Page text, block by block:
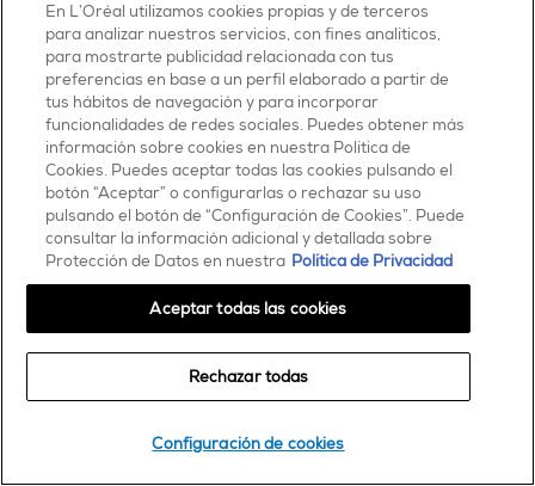
En L’Oréal utilizamos cookies propias y de terceros
para analizar nuestros servicios, con fines analíticos,
para mostrarte publicidad relacionada con tus
preferencias en base a un perfil elaborado a partir de
tus hábitos de navegación y para incorporar
funcionalidades de redes sociales. Puedes obtener más
información sobre cookies en nuestra Política de
Cookies. Puedes aceptar todas las cookies pulsando el
botón “Aceptar” o configurarlas o rechazar su uso
pulsando el botón de “Configuración de Cookies”. Puede
consultar la información adicional y detallada sobre
Protección de Datos en nuestra Política de Privacidad
Configuración de cookies
Rechazar todas
Aceptar todas las cookies